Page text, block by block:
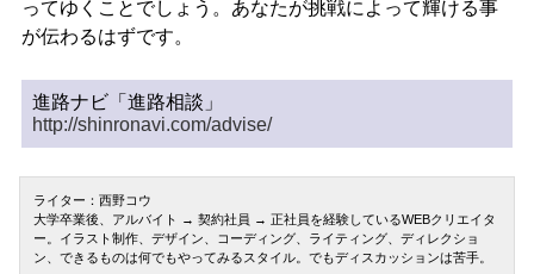
ってゆくことでしょう。あなたが挑戦によって輝ける事
が伝わるはずです。
進路ナビ「進路相談」
http://shinronavi.com/advise/
ライター：西野コウ
大学卒業後、アルバイト → 契約社員 → 正社員を経験しているWEBクリエイタ
ー。イラスト制作、デザイン、コーディング、ライティング、ディレクショ
ン、できるものは何でもやってみるスタイル。でもディスカッションは苦手。